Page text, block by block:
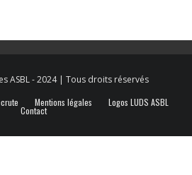
ASBL - 2024 | Tous droits réservés
Mentions légales Logos LUDS ASBL
Contact